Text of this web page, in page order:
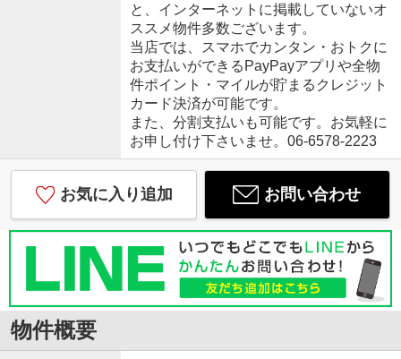
と、インターネットに掲載していないオ
ススメ物件多数ございます。
当店では、スマホでカンタン・おトクに
お支払いができるPayPayアプリや全物
件ポイント・マイルが貯まるクレジット
カード決済が可能です。
また、分割支払いも可能です。お気軽に
お申し付け下さいませ。06-6578-2223
お気に入り追加 お問い合わせ
物件概要